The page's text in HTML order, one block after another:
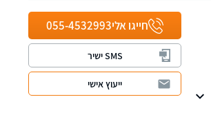
חייגו אלי055-4532993
SMS ישיר
ייעוץ אישי